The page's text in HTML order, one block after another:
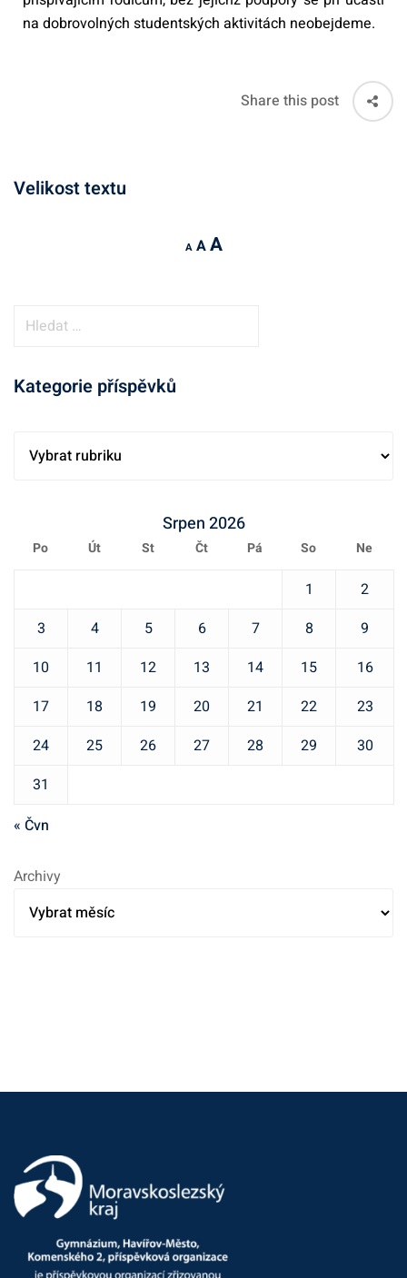
na dobrovolných studentských aktivitách neobejdeme.
Share this post
Velikost textu
A AA
Kategorie příspěvků
Srpen 2026
Po Út St Čt Pá So Ne
1
2
3
4 5 6 7 8
9
10
11 12 13 14 15
16
17
18 19 20 21 22
23
24
25 26 27 28 29
30
31
« Čvn
Archivy